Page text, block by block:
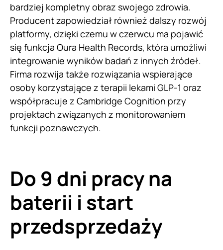
bardziej kompletny obraz swojego zdrowia.
Producent zapowiedział również dalszy rozwój
platformy, dzięki czemu w czerwcu ma pojawić
się funkcja Oura Health Records, która umożliwi
integrowanie wyników badań z innych źródeł.
Firma rozwija także rozwiązania wspierające
osoby korzystające z terapii lekami GLP-1 oraz
współpracuje z Cambridge Cognition przy
projektach związanych z monitorowaniem
funkcji poznawczych.
Do 9 dni pracy na
baterii i start
przedsprzedaży